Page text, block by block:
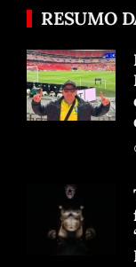
RESUMO